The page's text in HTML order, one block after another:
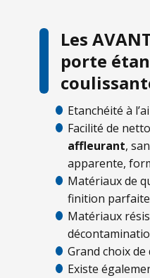
Les
porte
Etanchéité à
Facilité de
affleurant,
apparente,
Matériaux de
finition parfaite
Matériaux
Grand choix
Existe